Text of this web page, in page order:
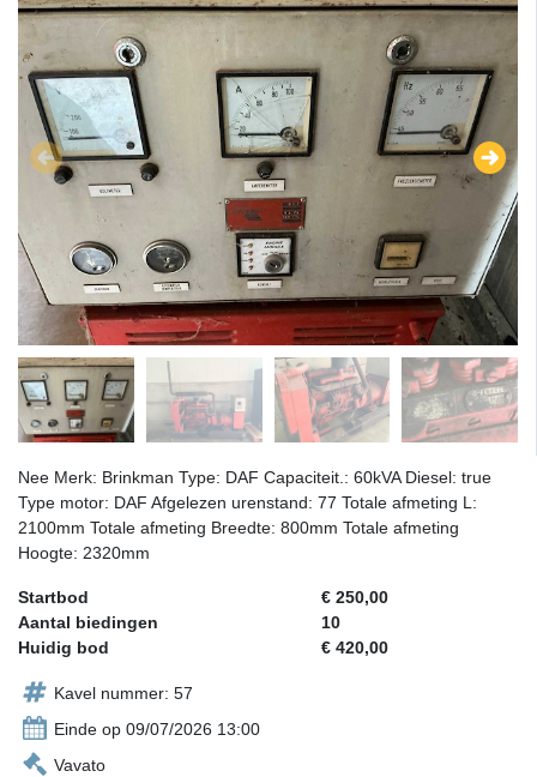
Nee Merk: Brinkman Type: DAF Capaciteit.: 60kVA Diesel: true
Type motor: DAF Afgelezen urenstand: 77 Totale afmeting L:
2100mm Totale afmeting Breedte: 800mm Totale afmeting
Hoogte: 2320mm
Startbod
€ 250,00
Aantal biedingen
10
Huidig bod
€ 420,00
Kavel nummer: 57
Einde op 09/07/2026 13:00
Vavato